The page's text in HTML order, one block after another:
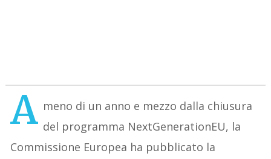
A meno di un anno e mezzo dalla chiusura
del programma NextGenerationEU, la
Commissione Europea ha pubblicato la